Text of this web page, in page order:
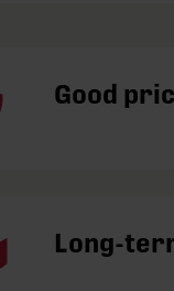
Good
Long-